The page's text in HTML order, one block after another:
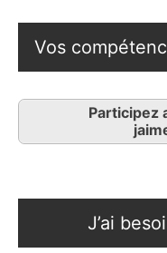
Vos
Participez
J’ai